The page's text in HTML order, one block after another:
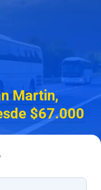
Martin,
$67.000